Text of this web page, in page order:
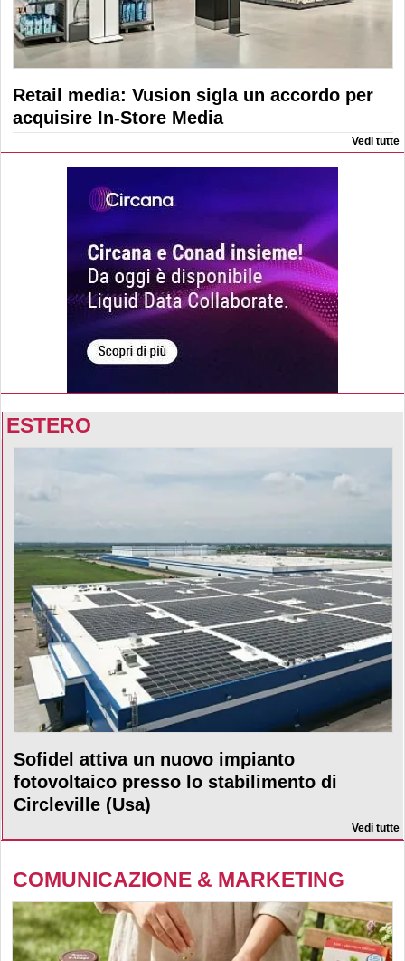
Retail media: Vusion sigla un accordo per
acquisire In-Store Media
Vedi tutte
ESTERO
Sofidel attiva un nuovo impianto
fotovoltaico presso lo stabilimento di
Circleville (Usa)
Vedi tutte
COMUNICAZIONE & MARKETING